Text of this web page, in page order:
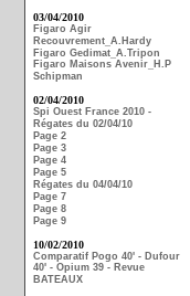
03/04/2010
Figaro Agir
Recouvrement_A.Hardy
Figaro Gedimat_A.Tripon
Figaro Maisons Avenir_H.P
Schipman
02/04/2010
Spi Ouest France 2010 -
Régates du 02/04/10
Page 2
Page 3
Page 4
Page 5
Régates du 04/04/10
Page 7
Page 8
Page 9
10/02/2010
Comparatif Pogo 40' - Dufour
40' - Opium 39 - Revue
BATEAUX